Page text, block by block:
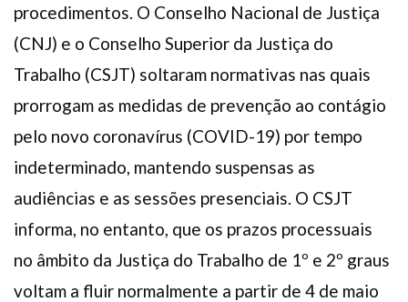
procedimentos. O Conselho Nacional de Justiça
(CNJ) e o Conselho Superior da Justiça do
Trabalho (CSJT) soltaram normativas nas quais
prorrogam as medidas de prevenção ao contágio
pelo novo coronavírus (COVID-19) por tempo
indeterminado, mantendo suspensas as
audiências e as sessões presenciais. O CSJT
informa, no entanto, que os prazos processuais
no âmbito da Justiça do Trabalho de 1º e 2º graus
voltam a fluir normalmente a partir de 4 de maio